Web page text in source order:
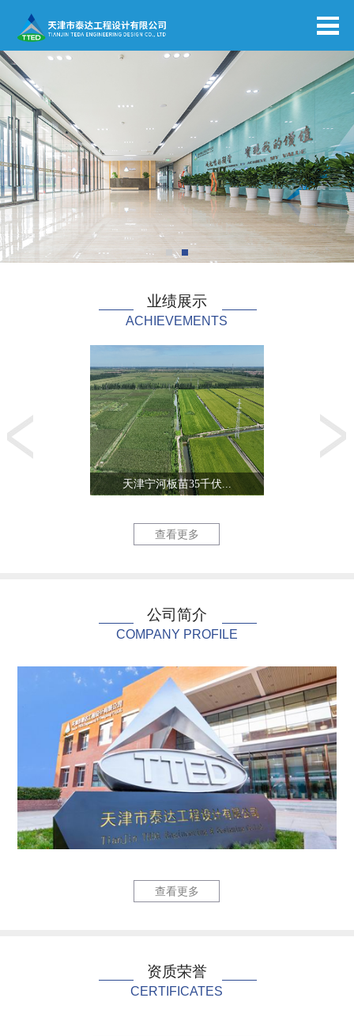
业绩展示
ACHIEVEMENTS
天津宁河板苗35千伏...
六里庄220kV输变... 泰达国际
查看更多
公司简介
COMPANY PROFILE
查看更多
资质荣誉
CERTIFICATES